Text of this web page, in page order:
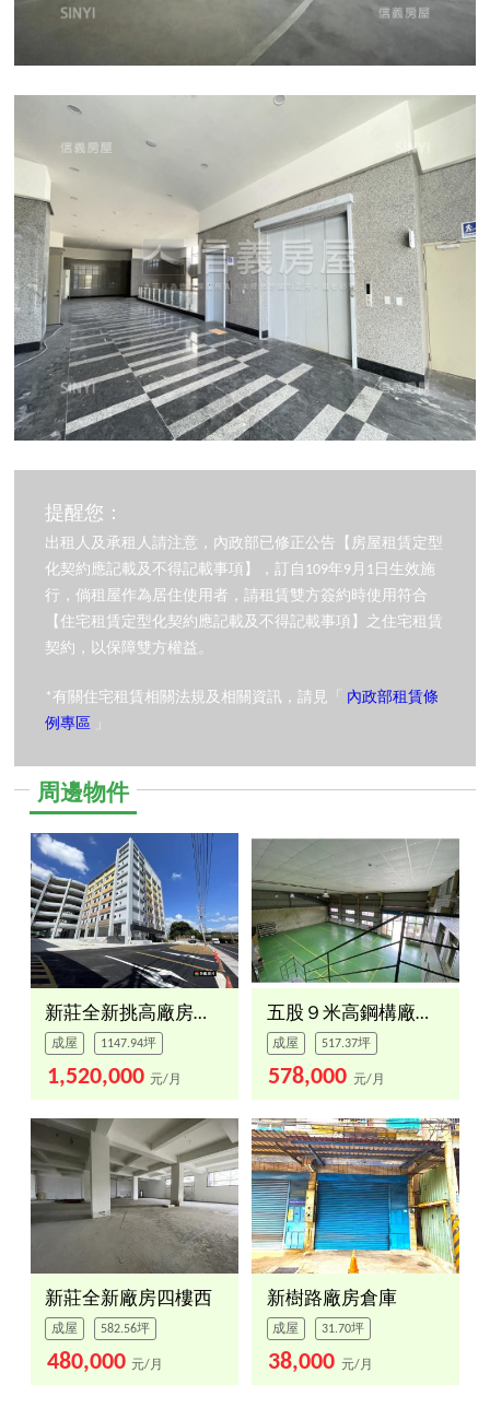
提醒您：
出租人及承租人請注意，內政部已修正公告【房屋租賃定型
化契約應記載及不得記載事項】，訂自109年9月1日生效施
行，倘租屋作為居住使用者，請租賃雙方簽約時使用符合
【住宅租賃定型化契約應記載及不得記載事項】之住宅租賃
契約，以保障雙方權益。
*有關住宅租賃相關法規及相關資訊，請見「 內政部租賃條
例專區 」
周邊物件
新莊全新挑高廠房一樓
成屋 1147.94坪
1,520,000 元/月
五股９米高鋼構廠＋ＲＣ辦
成屋 517.37坪
578,000 元/月
新莊全新廠房四樓西
成屋 582.56坪
480,000 元/月
新樹路廠房倉庫
成屋 31.70坪
38,000 元/月